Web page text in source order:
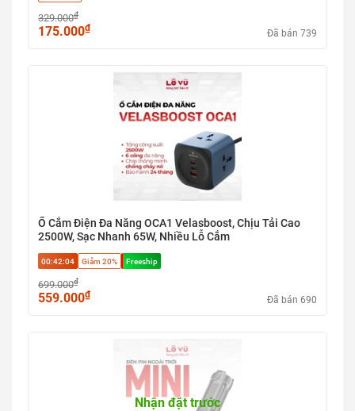
329.000₫
175.000₫ Đã bán 739
Ổ Cắm Điện Đa Năng OCA1 Velasboost, Chịu Tải Cao
2500W, Sạc Nhanh 65W, Nhiều Lỗ Cắm
00:42:03 Giảm 20% Freeship
699.000₫
559.000₫ Đã bán 690
Nhận đặt trước